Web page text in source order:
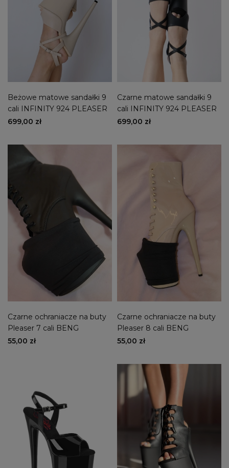
Beżowe matowe sandałki 9
cali INFINITY 924 PLEASER
699,00 zł
Czarne matowe sandałki 9
cali INFINITY 924 PLEASER
699,00 zł
Czarne ochraniacze na buty
Pleaser 7 cali BENG
55,00 zł
Czarne ochraniacze na buty
Pleaser 8 cali BENG
55,00 zł